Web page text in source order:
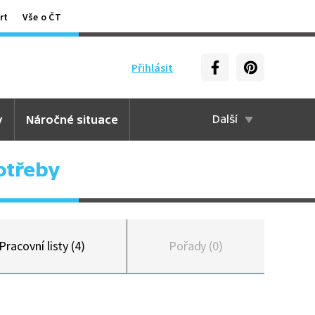
Vše o ČT
Přihlásit
Náročné situace Další
Pracovní listy (4) Pořady (0)